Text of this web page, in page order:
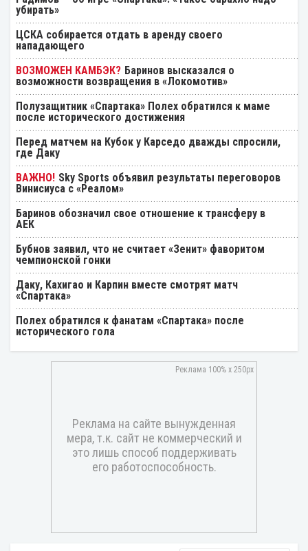
убирать»
ЦСКА собирается отдать в аренду своего
нападающего
Баринов высказался о
возможности возвращения в «Локомотив»
Полузащитник «Спартака» Полех обратился к маме
после исторического достижения
Перед матчем на Кубок у Карседо дважды спросили,
где Даку
Sky Sports объявил результаты переговоров
Винисиуса с «Реалом»
Баринов обозначил свое отношение к трансферу в
АЕК
Бубнов заявил, что не считает «Зенит» фаворитом
чемпионской гонки
Даку, Кахигао и Карпин вместе смотрят матч
«Спартака»
Полех обратился к фанатам «Спартака» после
исторического гола